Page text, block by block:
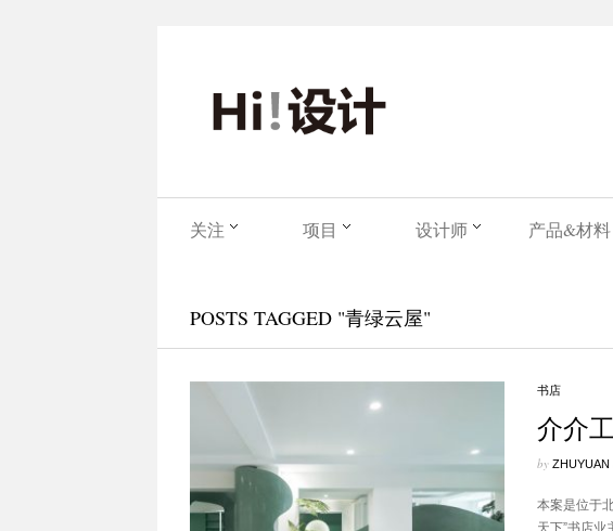
关注 项目 设计师 产品&材料
POSTS TAGGED "青绿云屋"
书店
介介
by ZHUYUAN
本案是位于
天下”书店